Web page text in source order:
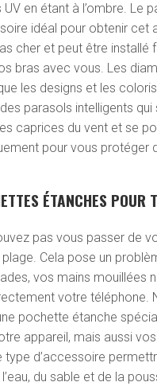
en étant à l’ombre. Le
idéal pour obtenir cet
cher et peut être installé
bras avec vous. Les
les designs et les
parasols intelligents
caprices du vent et se
pour vous protéger
ÉTANCHES POUR
pas vous passer de
Cela pose un
vos mains mouillées
votre téléphone.
pochette étanche
appareil, mais aussi
type d’accessoire
du sable et de la